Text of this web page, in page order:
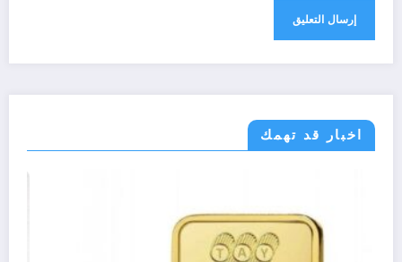
اخبار قد تهمك